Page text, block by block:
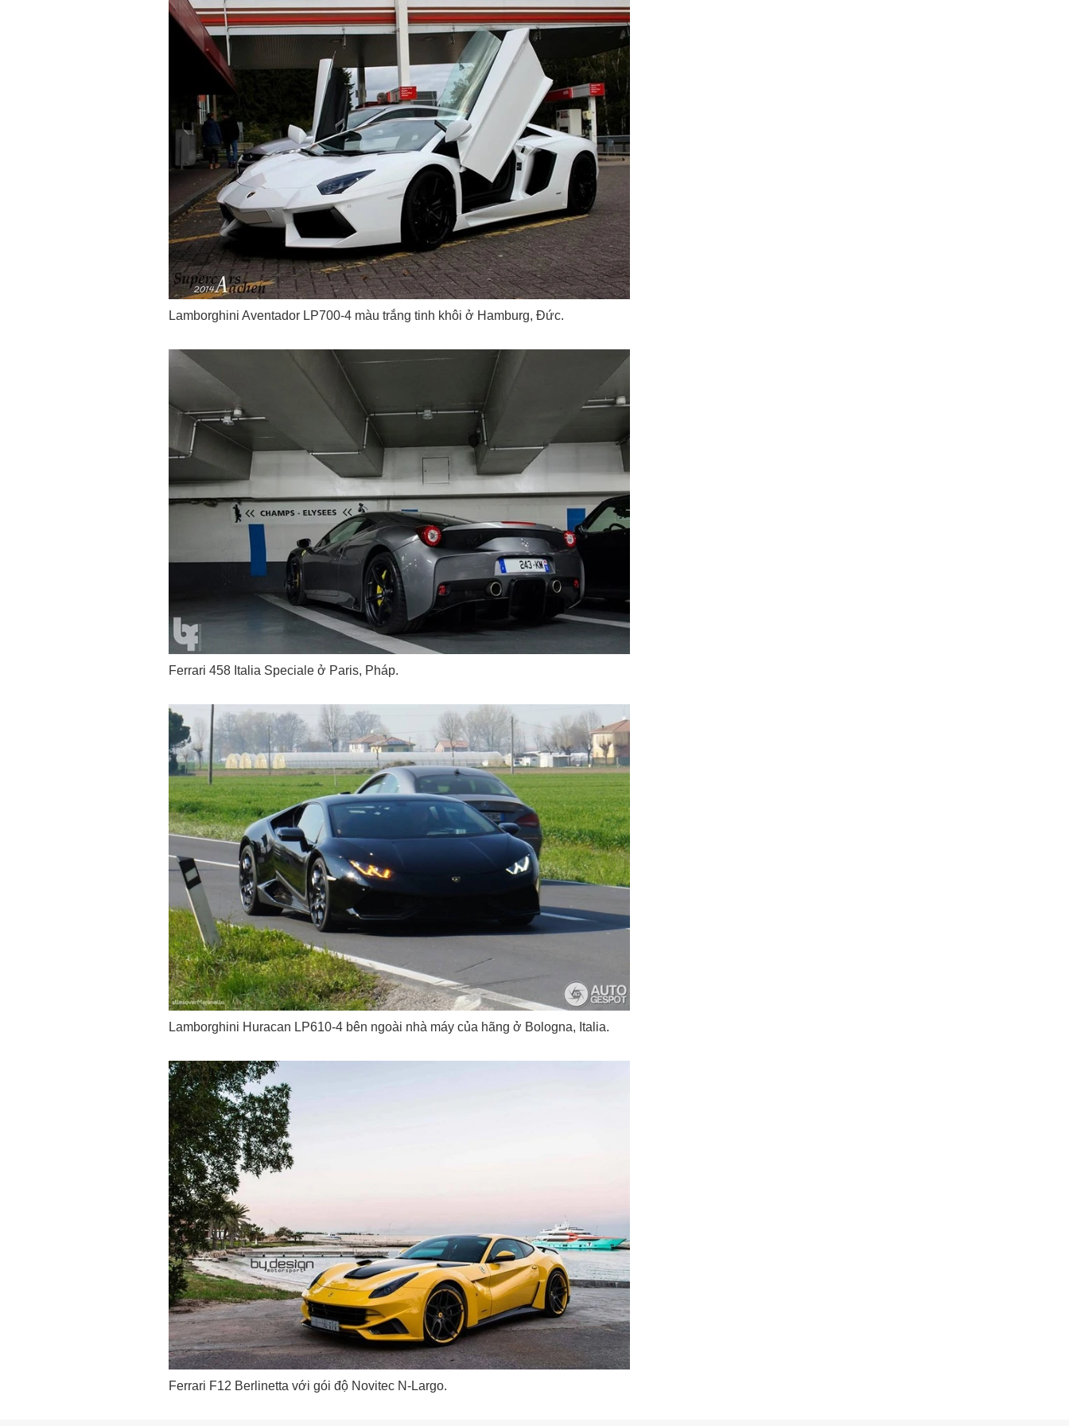
Lamborghini Aventador LP700-4 màu trắng tinh khôi ở Hamburg, Đức.
Ferrari 458 Italia Speciale ở Paris, Pháp.
Lamborghini Huracan LP610-4 bên ngoài nhà máy của hãng ở Bologna, Italia.
Ferrari F12 Berlinetta với gói độ Novitec N-Largo.